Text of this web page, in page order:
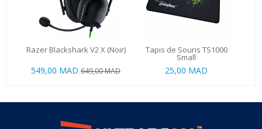
Razer Blackshark V2 X (Noir)
549,00 MAD 649,00 MAD
Tapis de Souris TS1000
Small
25,00 MAD